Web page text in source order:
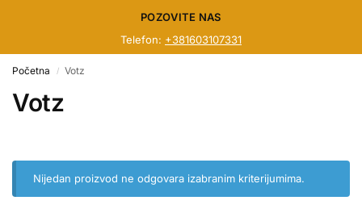
POZOVITE NAS
Telefon: +381603107331
Početna / Votz
Votz
Nijedan proizvod ne odgovara izabranim kriterijumima.